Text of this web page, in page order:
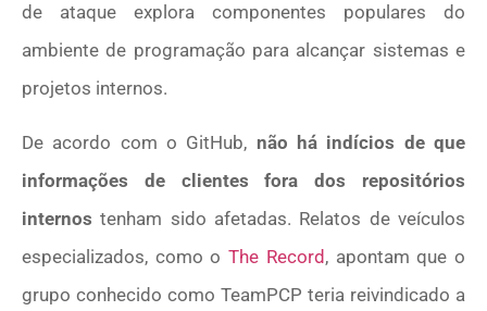
de ataque explora componentes populares do
ambiente de programação para alcançar sistemas e
projetos internos.
De acordo com o GitHub, não há indícios de que
informações de clientes fora dos repositórios
internos tenham sido afetadas. Relatos de veículos
especializados, como oThe Record, apontam que o
grupo conhecido como TeamPCP teria reivindicado a